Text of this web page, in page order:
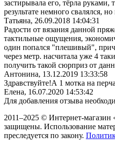
застирывала его, тёрла руками,
результате немного свалялся, но
Татьяна, 26.09.2018 14:04:31
Радости от вязания данной
тактильные ощущения,
один попался "плешивый",
через метр. насчитала уже 4
получить такой сюрприз от
Антонина, 13.12.2019 13:33:58
Здравствуйте!А 1 мотка на
Елена, 16.07.2020 14:53:42
Для добавления отзыва
2011–2025 © Интернет-магазин
защищены. Использование
преследуется по закону.